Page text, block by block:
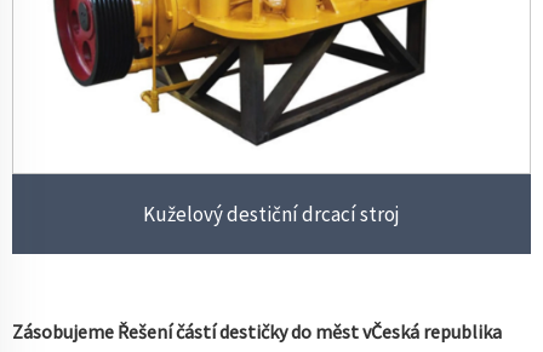
Kuželový destiční drcací stroj
Zásobujeme Řešení částí destičky do měst vČeská republika